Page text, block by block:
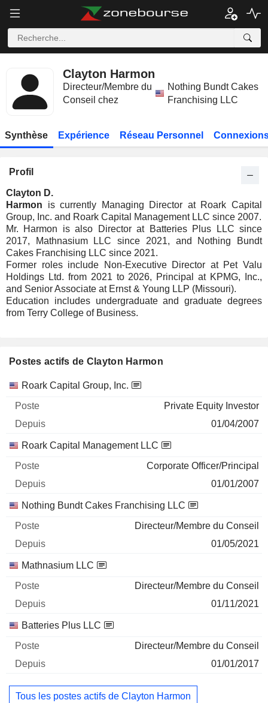
Clayton Harmon
Directeur/Membre du
Conseil chez
Nothing Bundt Cakes
Franchising LLC
Synthèse Expérience Réseau Personnel
Profil
Clayton D.
Harmon is currently Managing Director at Roark Capital
Group, Inc. and Roark Capital Management LLC since 2007.
Mr. Harmon is also Director at Batteries Plus LLC since
2017, Mathnasium LLC since 2021, and Nothing Bundt
Cakes Franchising LLC since 2021.
Former roles include Non-Executive Director at Pet Valu
Holdings Ltd. from 2021 to 2026, Principal at KPMG, Inc.,
and Senior Associate at Ernst & Young LLP (Missouri).
Education includes undergraduate and graduate degrees
from Terry College of Business.
Postes actifs de Clayton Harmon
Sociétés Poste Début
Roark Capital Group, Inc.
Private Equity Investor
01/04/2007
Roark Capital Management LLC
Corporate Officer/Principal
01/01/2007
Nothing Bundt Cakes Franchising LLC
Directeur/Membre du Conseil
01/05/2021
Mathnasium LLC
Directeur/Membre du Conseil
01/11/2021
Batteries Plus LLC
Directeur/Membre du Conseil
01/01/2017
Tous les postes actifs de Clayton Harmon